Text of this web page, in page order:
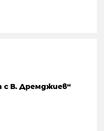
с В. Дремджиев“